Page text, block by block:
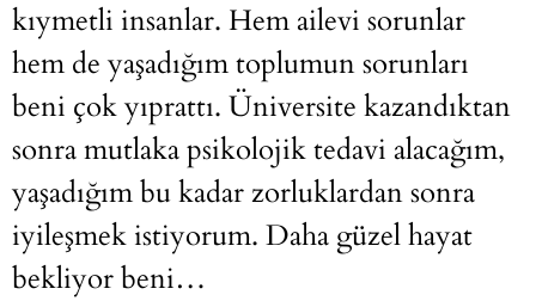
kıymetli insanlar. Hem ailevi sorunlar
hem de yaşadığım toplumun sorunları
beni çok yıprattı. Üniversite kazandıktan
sonra mutlaka psikolojik tedavi alacağım,
yaşadığım bu kadar zorluklardan sonra
iyileşmek istiyorum. Daha güzel hayat
bekliyor beni…